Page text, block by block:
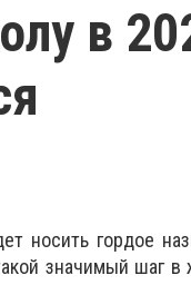
в
носить гордое
значимый шаг в